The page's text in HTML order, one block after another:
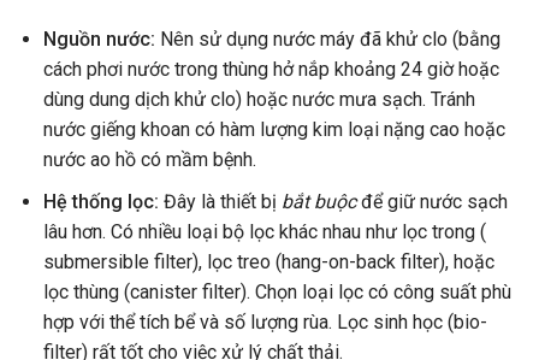
Nguồn nước: Nên sử dụng nước máy đã khử clo (bằng
cách phơi nước trong thùng hở nắp khoảng 24 giờ hoặc
dùng dung dịch khử clo) hoặc nước mưa sạch. Tránh
nước giếng khoan có hàm lượng kim loại nặng cao hoặc
nước ao hồ có mầm bệnh.
Hệ thống lọc: Đây là thiết bị bắt buộcđể giữ nước sạch
lâu hơn. Có nhiều loại bộ lọc khác nhau như lọc trong (
submersible filter), lọc treo (hang-on-back filter), hoặc
lọc thùng (canister filter). Chọn loại lọc có công suất phù
hợp với thể tích bể và số lượng rùa. Lọc sinh học (bio-
filter) rất tốt cho việc xử lý chất thải.